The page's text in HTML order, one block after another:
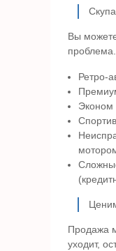
Вы
Ретро-
Эконом
Продажа
уходит,